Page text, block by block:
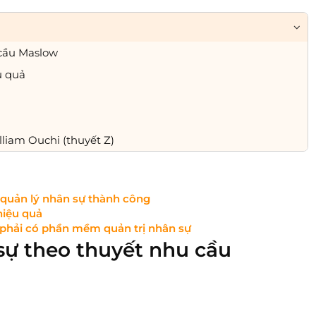
Maslow
quả
Ouchi (thuyết Z)
lý nhân sự thành công
quả
có phần mềm quản trị nhân sự
theo thuyết nhu cầu